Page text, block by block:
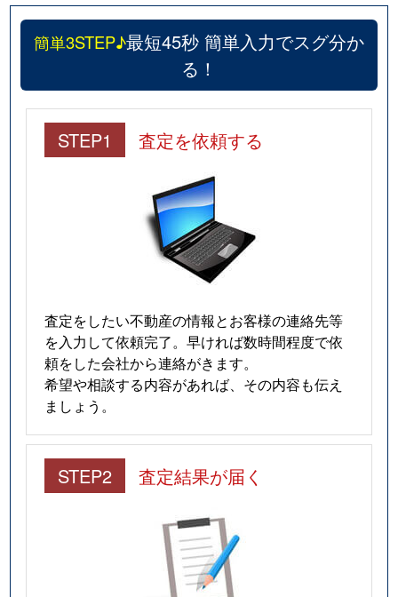
簡単3STEP♪最短45秒 簡単入力でスグ分か
る！
STEP1 査定を依頼する
査定をしたい不動産の情報とお客様の連絡先等
を入力して依頼完了。早ければ数時間程度で依
頼をした会社から連絡がきます。
希望や相談する内容があれば、その内容も伝え
ましょう。
STEP2 査定結果が届く